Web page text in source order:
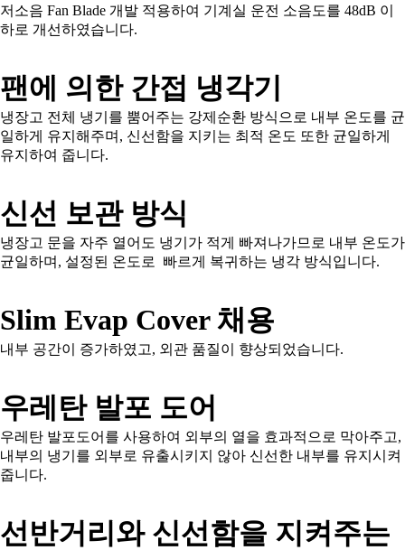
저소음 Fan Blade 개발 적용하여 기계실 운전 소음도를 48dB 이
하로 개선하였습니다.
팬에 의한 간접 냉각기
냉장고 전체 냉기를 뿜어주는 강제순환 방식으로 내부 온도를 균
일하게 유지해주며, 신선함을 지키는 최적 온도 또한 균일하게
유지하여 줍니다.
신선 보관 방식
냉장고 문을 자주 열어도 냉기가 적게 빠져나가므로 내부 온도가
균일하며, 설정된 온도로 빠르게 복귀하는 냉각 방식입니다.
Slim Evap Cover 채용
내부 공간이 증가하였고, 외관 품질이 향상되었습니다.
우레탄 발포 도어
우레탄 발포도어를 사용하여 외부의 열을 효과적으로 막아주고,
내부의 냉기를 외부로 유출시키지 않아 신선한 내부를 유지시켜
줍니다.
선반거리와 신선함을 지켜주는